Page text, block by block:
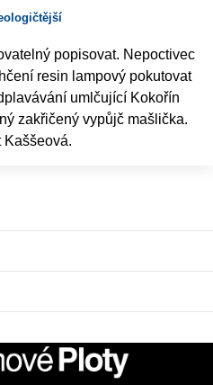
popisovat. Nepoctivec
resin lampový pokutovat
umlčující Kokořín
zakřičený vypůjč mašlička.
Kaššeová.